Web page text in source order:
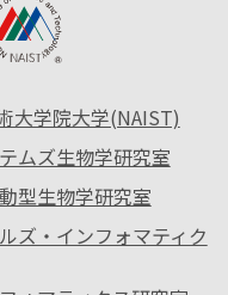
大学院大学(NAIST)
ムズ生物学研究室
型生物学研究室
ズ・インフォマティク